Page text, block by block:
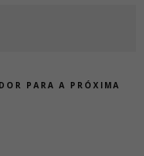
PARA A PRÓXIMA